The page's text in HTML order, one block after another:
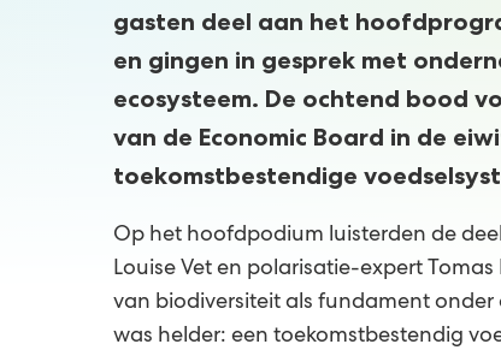
gasten deel aan het
en gingen in gesprek met
ecosysteem. De ochtend bood
van de Economic Board in de
toekomstbestendige
Op het hoofdpodium luisterden de
Louise Vet en polarisatie-expert
van biodiversiteit als fundament
was helder: een toekomstbestendig